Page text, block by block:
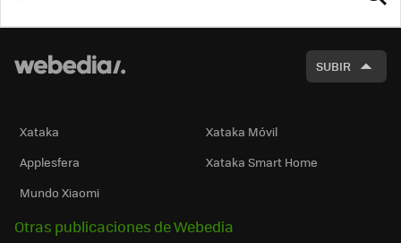
SUBIR
Xataka
Xataka Móvil
Applesfera
Xataka Smart Home
Mundo Xiaomi
Otras publicaciones de Webedia